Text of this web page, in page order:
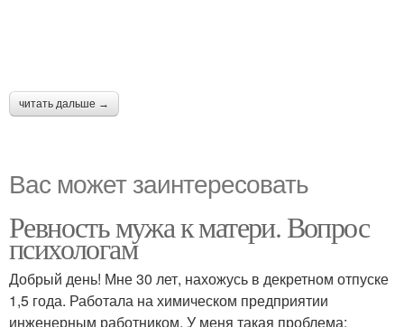
читать дальше →
Вас может заинтересовать
Ревность мужа к матери. Вопрос
психологам
Добрый день! Мне 30 лет, нахожусь в декретном отпуске
1,5 года. Работала на химическом предприятии
инженерным работником. У меня такая проблема: